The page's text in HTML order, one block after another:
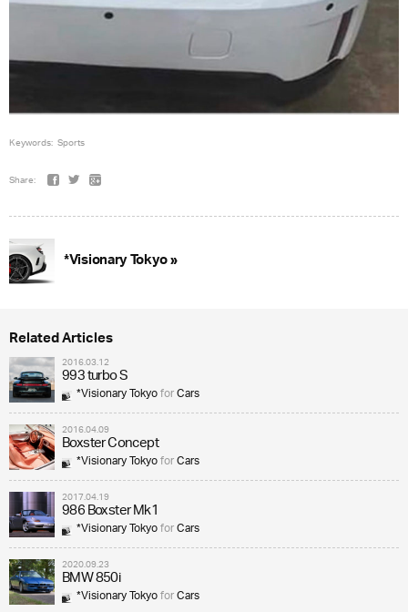
Keywords: Sports
Share:
*Visionary Tokyo »
Related Articles
2016.03.12
993 turbo S
*Visionary TokyoforCars
2016.04.09
Boxster Concept
*Visionary TokyoforCars
2017.04.19
986 Boxster Mk1
*Visionary TokyoforCars
2020.09.23
BMW 850i
*Visionary TokyoforCars